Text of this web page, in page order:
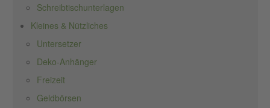
Schreibtischunterlagen
Kleines & Nützliches
Untersetzer
Deko-Anhänger
Freizeit
Geldbörsen